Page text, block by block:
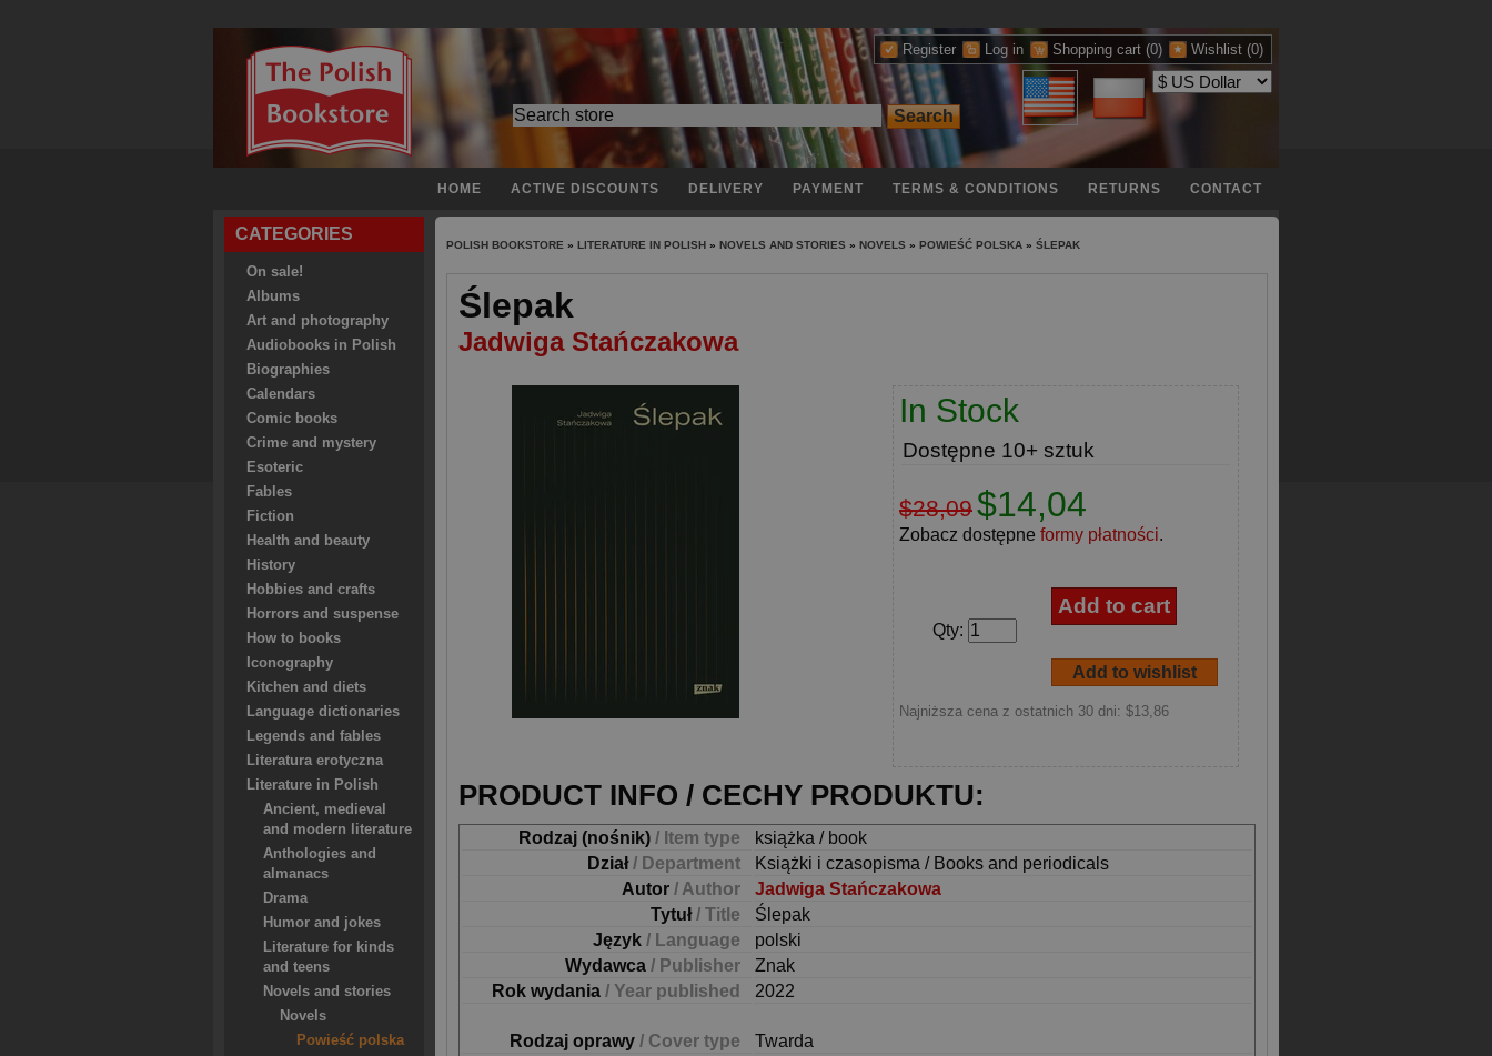
Register Log in Shopping cart (0) Wishlist (0)
HOME ACTIVE DISCOUNTS DELIVERY PAYMENT TERMS & CONDITIONS RETURNS CONTACT
CATEGORIES
On sale!
Albums
Art and photography
Audiobooks in Polish
Biographies
Calendars
Comic books
Crime and mystery
Esoteric
Fables
Fiction
Health and beauty
History
Hobbies and crafts
Horrors and suspense
How to books
Iconography
Kitchen and diets
Language dictionaries
Legends and fables
Literatura erotyczna
Literature in Polish
Ancient, medieval
and modern literature
Anthologies and
almanacs
Drama
Humor and jokes
Literature for kinds
and teens
Novels and stories
Novels
Powieść polska
POLISH BOOKSTORE » LITERATURE IN POLISH » NOVELS AND STORIES » NOVELS » POWIEŚĆ POLSKA » ŚLEPAK
Ślepak
Jadwiga Stańczakowa
In Stock
Dostępne 10+ sztuk
$28,09$14,04
Zobacz dostępne formy płatności.
Qty:
Najniższa cena z ostatnich 30 dni: $13,86
PRODUCT INFO / CECHY PRODUKTU:
Rodzaj (nośnik) / Item type
książka / book
Dział/ Department
Książki i czasopisma / Books and periodicals
Autor / Author
Jadwiga Stańczakowa
Tytuł/ Title
Ślepak
Język / Language
polski
Wydawca / Publisher
Znak
Rok wydania / Year published 2022
Rodzaj oprawy / Cover type
Twarda